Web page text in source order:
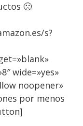
🙁
s?
wide=»yes»
noopener»
por menos